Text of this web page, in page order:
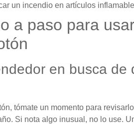
un incendio en artículos
a paso para
en busca de
tómate un momento para
Si nota algo inusual, no lo use.